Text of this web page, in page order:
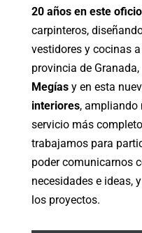
20 años en este oficio
carpinteros,
vestidores y cocinas
provincia de
Megíasy en esta
interiores, ampliando
servicio más
trabajamos para
poder comunicarnos
necesidades e ideas,
los proyectos.